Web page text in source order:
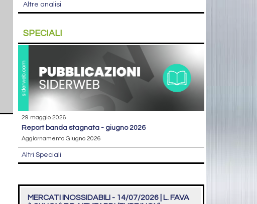
Altre analisi
SPECIALI
29 maggio 2026
report banda stagnata - giugno 2026
Aggiornamento Giugno 2026
Altri Speciali
MERCATI INOSSIDABILI - 14/07/2026 | L. FAVA